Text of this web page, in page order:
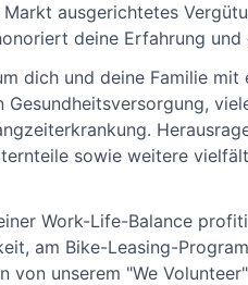
ausgerichtetes
deine Erfahrung und
dich und deine Familie
sowie weitere
Work-Life-Balance
am Bike-Leasing-
von unserem "We